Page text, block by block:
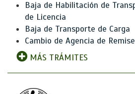
Baja de Habilitación de
de Licencia
Baja de Transporte de Carga
Cambio de Agencia de
MÁS TRÁMITES